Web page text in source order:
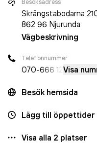
Besöksadress
Skrängstabodarna
862 96 Njurunda
Vägbeskrivning
Telefonnummer
070-666 12 Visa
Besök hemsida
Lägg till öppettider
Visa alla 2 platser